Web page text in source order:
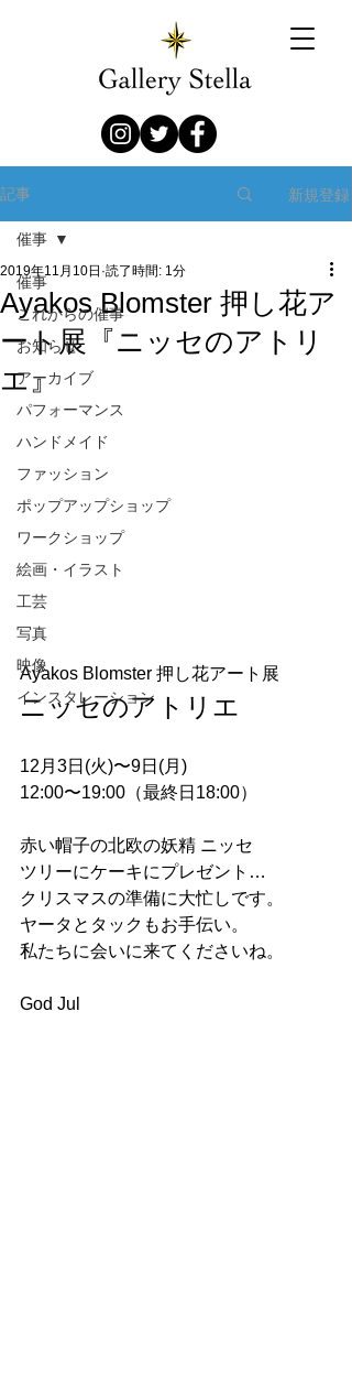
記事 新規登録
催事
これからの催事
お知らせ
アーカイブ
パフォーマンス
ハンドメイド
ファッション
ポップアップショップ
ワークショップ
絵画・イラスト
工芸
写真
映像
インスタレーション
催事
Ayakos Blomster 押し花ア
ート展『ニッセのアトリ
エ』
2019年11月10日 読了時間: 1分
Ayakos Blomster 押し花アート展
ニッセのアトリエ
12月3日(火)〜9日(月)
12:00〜19:00（最終日18:00）
赤い帽子の北欧の妖精 ニッセ
ツリーにケーキにプレゼント…
クリスマスの準備に大忙しです。
ヤータとタックもお手伝い。
私たちに会いに来てくださいね。
God Jul